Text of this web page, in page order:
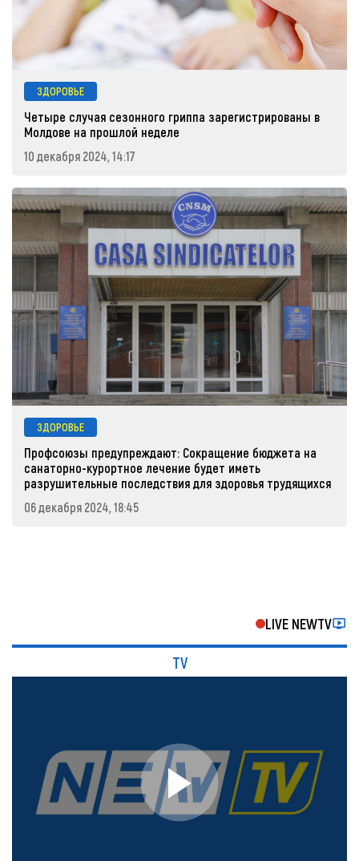
ЗДОРОВЬЕ
Четыре случая сезонного гриппа зарегистрированы в
Молдове на прошлой неделе
10 декабря 2024, 14:17
ЗДОРОВЬЕ
Профсоюзы предупреждают: Сокращение бюджета на
санаторно-курортное лечение будет иметь
разрушительные последствия для здоровья трудящихся
06 декабря 2024, 18:45
LIVE NEWTV
TV